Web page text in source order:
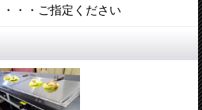
・・ご指定ください